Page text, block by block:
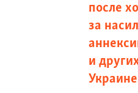
после
за
и
Украине